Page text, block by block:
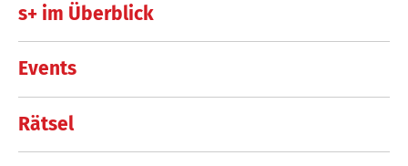
s+ im Überblick
Events
Rätsel